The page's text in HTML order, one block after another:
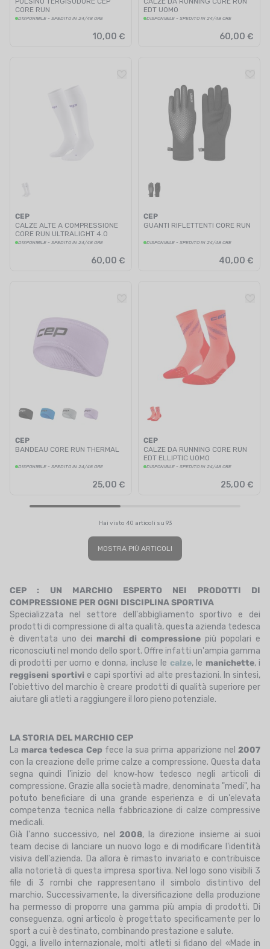
CORE RUN
DISPONIBILE - SPEDITO IN 24/48 ORE
10,00 €
EDT UOMO
DISPONIBILE - SPEDITO IN 24/48 ORE
60,00 €
CEP
CALZE ALTE A COMPRESSIONE
CORE RUN ULTRALIGHT 4.0
UOMO
DISPONIBILE - SPEDITO IN 24/48 ORE
60,00 €
CEP
GUANTI RIFLETTENTI CORE RUN
DISPONIBILE - SPEDITO IN 24/48 ORE
40,00 €
CEP
BANDEAU CORE RUN THERMAL
DISPONIBILE - SPEDITO IN 24/48 ORE
25,00 €
CEP
CALZE DA RUNNING CORE RUN
EDT ELLIPTIC UOMO
DISPONIBILE - SPEDITO IN 24/48 ORE
25,00 €
Hai visto 40 articoli su 93
MOSTRA PIÙ ARTICOLI
CEP : UN MARCHIO ESPERTO NEI PRODOTTI DI
COMPRESSIONE PER OGNI DISCIPLINA SPORTIVA
Specializzata nel settore dell'abbigliamento sportivo e dei
prodotti di compressione di alta qualità, questa azienda tedesca
è diventata uno dei marchi di compressione più popolari e
riconosciuti nel mondo dello sport. Offre infatti un'ampia gamma
di prodotti per uomo e donna, incluse le calze, le manichette, i
reggiseni sportivi e capi sportivi ad alte prestazioni. In sintesi,
l'obiettivo del marchio è creare prodotti di qualità superiore per
aiutare gli atleti a raggiungere il loro pieno potenziale.
LA STORIA DEL MARCHIO CEP
La marca tedesca Cepfece la sua prima apparizione nel2007
con la creazione delle prime calze a compressione. Questa data
segna quindi l'inizio del know‑how tedesco negli articoli di
compressione. Grazie alla società madre, denominata "medi", ha
potuto beneficiare di una grande esperienza e di un'elevata
competenza tecnica nella fabbricazione di calze compressive
medicali.
Già l'anno successivo, nel 2008, la direzione insieme ai suoi
team decise di lanciare un nuovo logo e di modificare l'identità
visiva dell'azienda. Da allora è rimasto invariato e contribuisce
alla notorietà di questa impresa sportiva. Nel logo sono visibili 3
file di 3 rombi che rappresentano il simbolo distintivo del
marchio. Successivamente, la diversificazione della produzione
ha permesso di proporre una gamma più ampia di prodotti. Di
conseguenza, ogni articolo è progettato specificamente per lo
sport a cui è destinato, combinando prestazione e salute.
Oggi, a livello internazionale, molti atleti si fidano del «Made in